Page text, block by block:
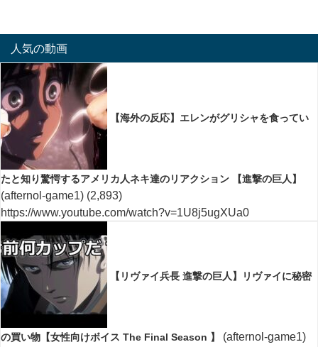
人気の動画
【海外の反応】エレンがグリシャを食ってい
たと知り驚愕するアメリカ人ネキ達のリアクション 【進撃の巨人】
(afternol-game1) (2,893)
https://www.youtube.com/watch?v=1U8j5ugXUa0
【リヴァイ兵長 進撃の巨人】リヴァイに秘密
の買い物【女性向けボイス The Final Season 】
(afternol-game1)